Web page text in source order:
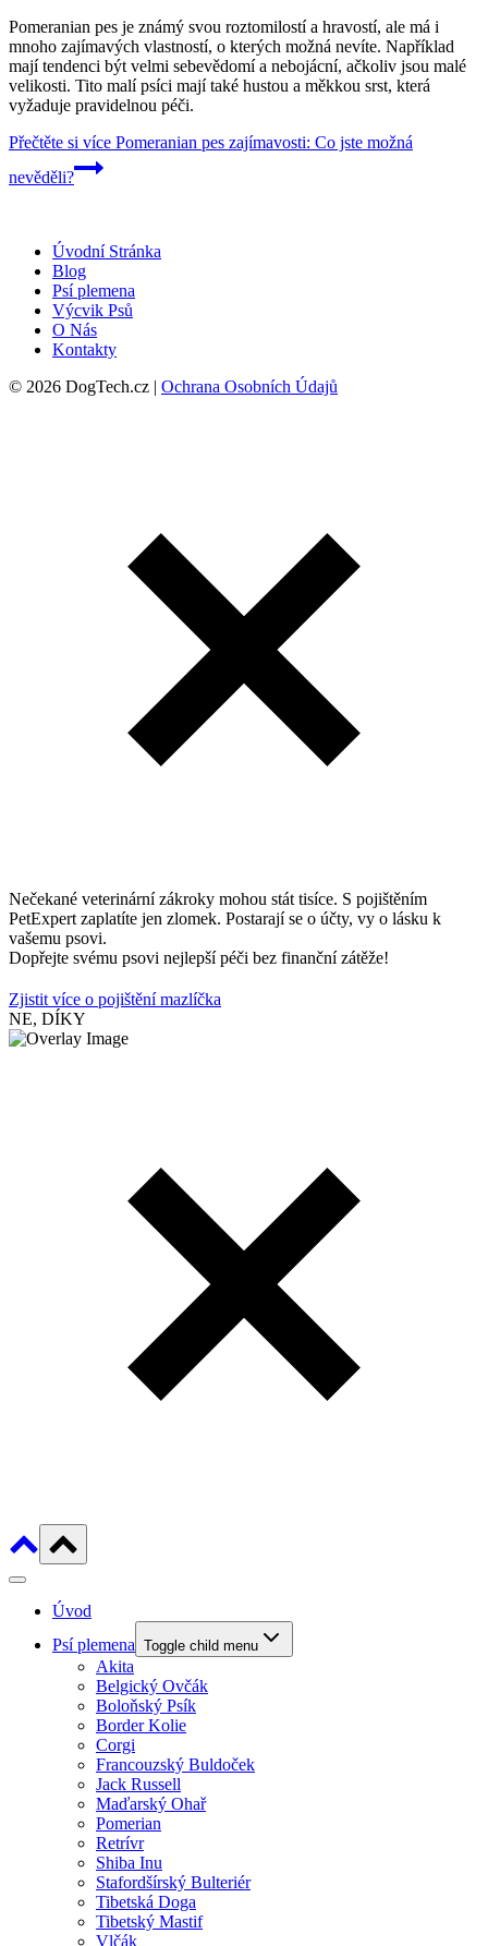
Pomeranian pes je známý svou roztomilostí a hravostí, ale má i
mnoho zajímavých vlastností, o kterých možná nevíte. Například
mají tendenci být velmi sebevědomí a nebojácní, ačkoliv jsou malé
velikosti. Tito malí psíci mají také hustou a měkkou srst, která
vyžaduje pravidelnou péči.
Přečtěte si více Pomeranian pes zajímavosti: Co jste možná
nevěděli?
Úvodní Stránka
Blog
Psí plemena
Výcvik Psů
O Nás
Kontakty
© 2026 DogTech.cz | Ochrana Osobních Údajů
Nečekané veterinární zákroky mohou stát tisíce. S pojištěním
PetExpert zaplatíte jen zlomek. Postarají se o účty, vy o lásku k
vašemu psovi.
Dopřejte svému psovi nejlepší péči bez finanční zátěže!
Zjistit více o pojištění mazlíčka
NE, DÍKY
Úvod
Psí plemena Toggle child menu
Akita
Belgický Ovčák
Boloňský Psík
Border Kolie
Corgi
Francouzský Buldoček
Jack Russell
Maďarský Ohař
Pomerian
Retrívr
Shiba Inu
Stafordšírský Bulteriér
Tibetská Doga
Tibetský Mastif
Vlčák